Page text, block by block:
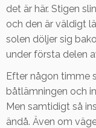
det är här. Stigen
och den är väldigt
solen döljer sig
under första delen
Efter någon timme
båtlämningen och
Men samtidigt så
ändå. Även om